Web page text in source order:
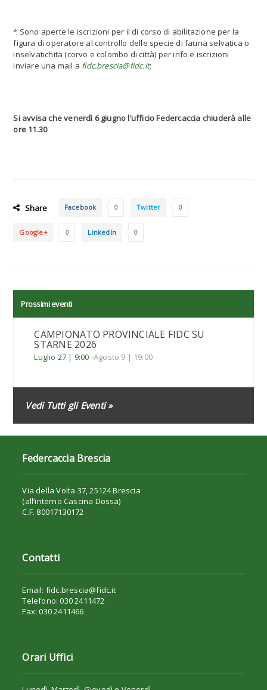
* Sono aperte le iscrizioni per il di corso di abilitazione per la
figura di operatore al controllo delle specie di fauna selvatica o
inselvatichita (corvo e colombo di città) per info e iscrizioni
inviare una mail a fidc.brescia@fidc.it;
Si avvisa che venerdì 6 giugno l’ufficio Federcaccia chiuderà alle
ore 11.30
Share Facebook 0 Twitter 0
Google+ 0 LinkedIn 0
Prossimi eventi
CAMPIONATO PROVINCIALE FIDC SU
STARNE 2026
Luglio 27 | 9:00 -Agosto 9 | 19:00
Vedi Tutti gli Eventi »
Federcaccia Brescia
Via della Volta 37, 25124 Brescia
(all’interno Cascina Dossa)
C.F. 80017130172
Contatti
Email: fidc.brescia@fidc.it
Telefono: 030 2411472
Fax: 030 2411466
Orari Uffici